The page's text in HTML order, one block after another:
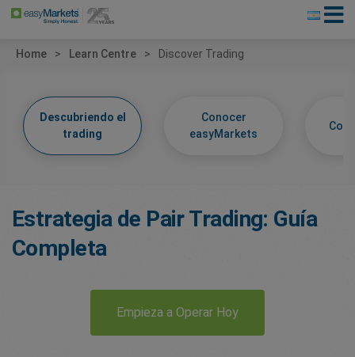
Home Learn Centre Discover Trading
Descubriendo el
trading
Conocer
easyMarkets
Estrategia de Pair Trading: Guía
Completa
Empieza a Operar Hoy